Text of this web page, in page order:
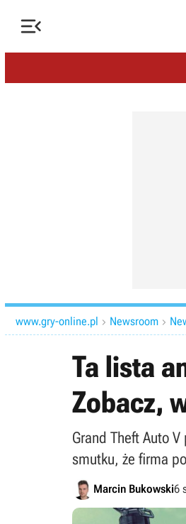

www.gry-online.pl  Newsroom 
Ta lista
Zobacz,
Grand Theft Auto
smutku, że firma
Marcin Bukowski6